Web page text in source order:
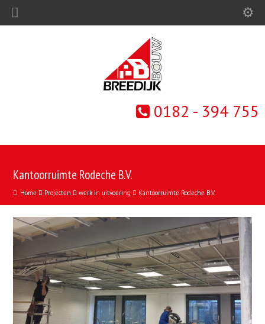
0182 - 394 755
Kantoorruimte Rodeche B.V.
Home Projecten werk in uitvoering Kantoorruimte Rodeche B.V.